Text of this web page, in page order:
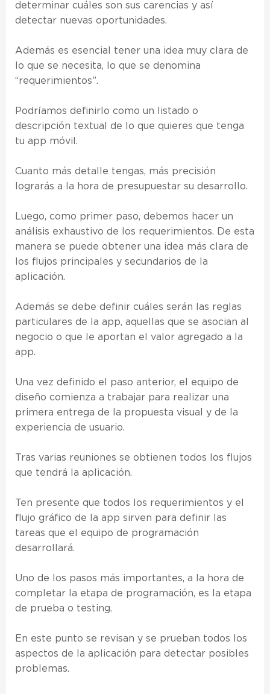
determinar cuáles son sus carencias y así
detectar nuevas oportunidades.
Además es esencial tener una idea muy clara de
lo que se necesita, lo que se denomina
“requerimientos”.
Podríamos definirlo como un listado o
descripción textual de lo que quieres que tenga
tu app móvil.
Cuanto más detalle tengas, más precisión
lograrás a la hora de presupuestar su desarrollo.
Luego, como primer paso, debemos hacer un
análisis exhaustivo de los requerimientos. De esta
manera se puede obtener una idea más clara de
los flujos principales y secundarios de la
aplicación.
Además se debe definir cuáles serán las reglas
particulares de la app, aquellas que se asocian al
negocio o que le aportan el valor agregado a la
app.
Una vez definido el paso anterior, el equipo de
diseño comienza a trabajar para realizar una
primera entrega de la propuesta visual y de la
experiencia de usuario.
Tras varias reuniones se obtienen todos los flujos
que tendrá la aplicación.
Ten presente que todos los requerimientos y el
flujo gráfico de la app sirven para definir las
tareas que el equipo de programación
desarrollará.
Uno de los pasos más importantes, a la hora de
completar la etapa de programación, es la etapa
de prueba o testing.
En este punto se revisan y se prueban todos los
aspectos de la aplicación para detectar posibles
problemas.